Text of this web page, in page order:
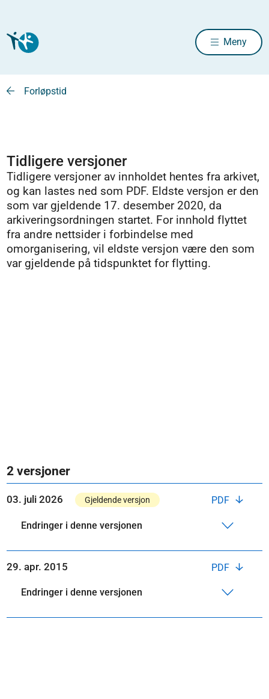
Meny
Forløpstid
Tidligere versjoner
Tidligere versjoner av innholdet hentes fra arkivet,
og kan lastes ned som PDF. Eldste versjon er den
som var gjeldende 17. desember 2020, da
arkiveringsordningen startet. For innhold flyttet
fra andre nettsider i forbindelse med
omorganisering, vil eldste versjon være den som
var gjeldende på tidspunktet for flytting.
2 versjoner
PDF
03. juli 2026 Gjeldende versjon
Endringer i denne versjonen
PDF
29. apr. 2015
Endringer i denne versjonen